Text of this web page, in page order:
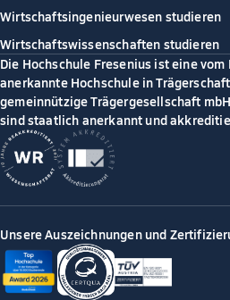
Wirtschaftsingenieurwesen studieren
Wirtschaftswissenschaften studieren
Die Hochschule Fresenius ist eine
anerkannte Hochschule in
gemeinnützige Trägergesellschaft
sind staatlich anerkannt und
Unsere Auszeichnungen und